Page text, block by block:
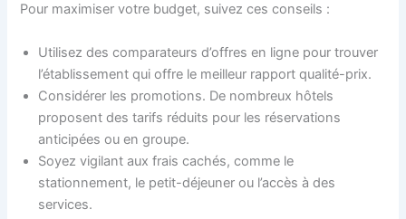
Pour maximiser votre budget, suivez ces conseils :
Utilisez des comparateurs d’offres en ligne pour trouver
l’établissement qui offre le meilleur rapport qualité-prix.
Considérer les promotions. De nombreux hôtels
proposent des tarifs réduits pour les réservations
anticipées ou en groupe.
Soyez vigilant aux frais cachés, comme le
stationnement, le petit-déjeuner ou l’accès à des
services.